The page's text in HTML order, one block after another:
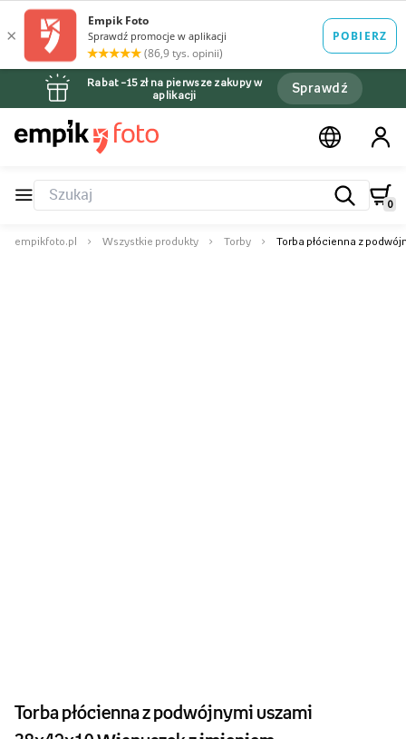
Rabat –15 zł na pierwsze zakupy w
aplikacji
Sprawdź
0
empikfoto.pl Wszystkie produkty Torby Torba płócienna z